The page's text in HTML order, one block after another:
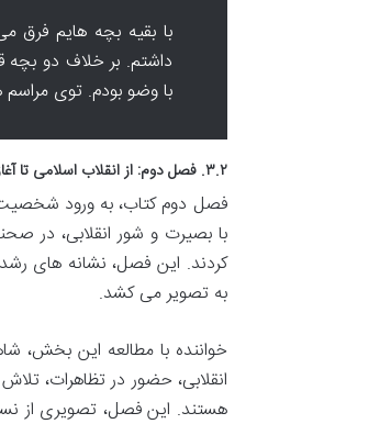
با بقیه بچه هایم فرق
داشتم. بر خلاف دو بچه
با وضو بودم. توی مراسم
۳.۲. فصل دوم: از انقلاب اسلامی تا آغاز جنگ
فصل دوم کتاب، به ورود شخصیت
با بصیرت و شور انقلابی، در
کردند. این فصل، نشانه های
به تصویر می کشد.
خواننده با مطالعه این بخش،
انقلابی، حضور در تظاهرات،
هستند. این فصل، تصویری از